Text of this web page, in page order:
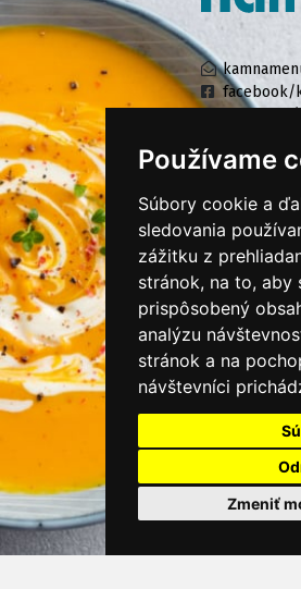
Používame
Súbory cookie a
sledovania
zážitku z
stránok, na to, aby
prispôsobený
analýzu
stránok a na
návštevníci
Zmeniť
facebook/
KONTAKTUJTE
PRIHLÁSIŤ SA
Všeobecné
Ochrana
Cookies
Moje
Pridať
Cenník